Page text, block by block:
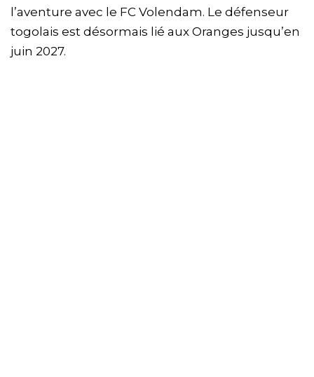
l’aventure avec le FC Volendam. Le défenseur
togolais est désormais lié aux Oranges jusqu’en
juin 2027.